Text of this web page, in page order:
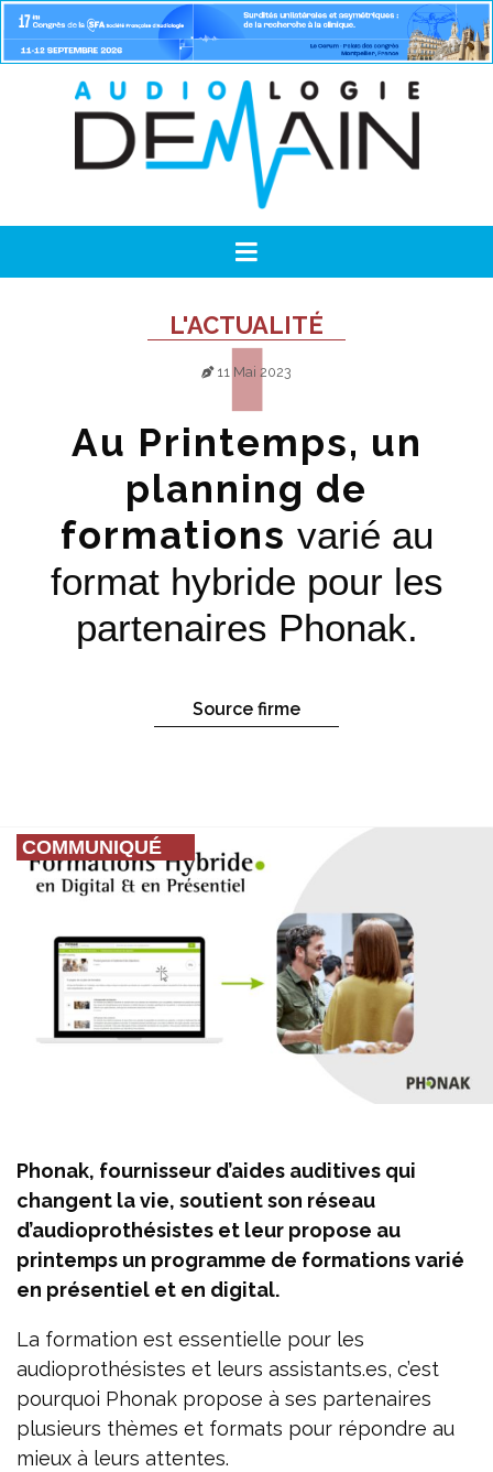
L'ACTUALITÉ
11 Mai 2023
Au Printemps, un
planning de
formations varié au
format hybride pour les
partenaires Phonak.
Source firme
COMMUNIQUÉ
Phonak, fournisseur d’aides auditives qui
changent la vie, soutient son réseau
d’audioprothésistes et leur propose au
printemps un programme de formations varié
en présentiel et en digital.
La formation est essentielle pour les
audioprothésistes et leurs assistants.es, c’est
pourquoi Phonak propose à ses partenaires
plusieurs thèmes et formats pour répondre au
mieux à leurs attentes.